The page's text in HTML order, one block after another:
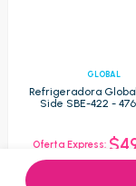
GLOBAL
Refrigeradora
Side SBE-422 -
Oferta Express:
Oferta: